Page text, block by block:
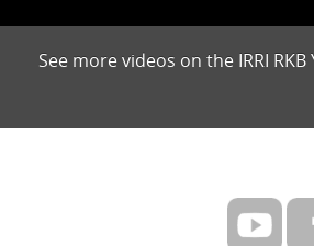
See more videos on the IRRI